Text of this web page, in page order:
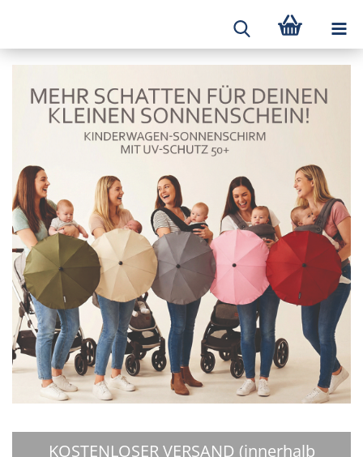
KOSTENLOSER VERSAND (innerhalb